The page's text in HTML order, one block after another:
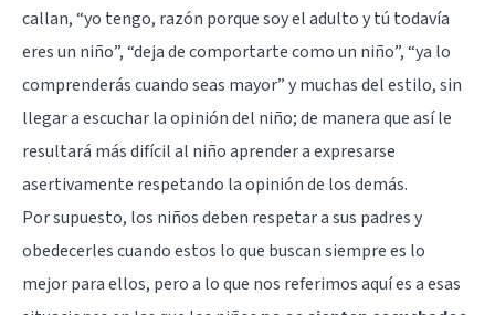
callan, “yo tengo, razón porque soy el adulto y tú todavía
eres un niño”, “deja de comportarte como un niño”, “ya lo
comprenderás cuando seas mayor” y muchas del estilo, sin
llegar a escuchar la opinión del niño; de manera que así le
resultará más difícil al niño aprender a expresarse
asertivamente respetando la opinión de los demás.
Por supuesto, los niños deben respetar a sus padres y
obedecerles cuando estos lo que buscan siempre es lo
mejor para ellos, pero a lo que nos referimos aquí es a esas